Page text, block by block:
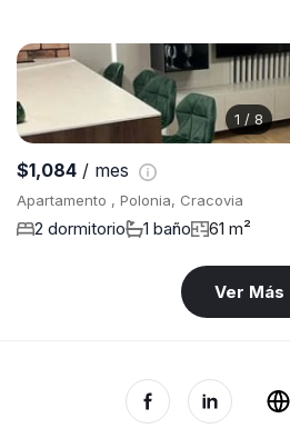
1 / 8
$1,084 / mes
Apartamento , Polonia, Cracovia
2 dormitorio 1 baño 61 m²
Ver Más